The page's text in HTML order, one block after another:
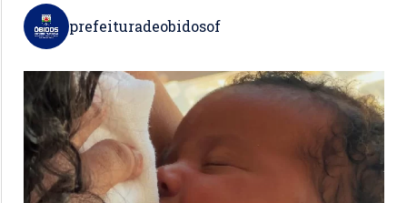
prefeituradeobidosof